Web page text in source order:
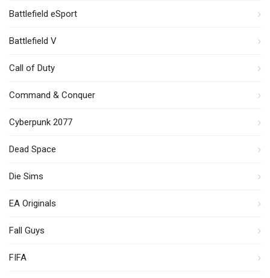
Battlefield eSport
Battlefield V
Call of Duty
Command & Conquer
Cyberpunk 2077
Dead Space
Die Sims
EA Originals
Fall Guys
FIFA